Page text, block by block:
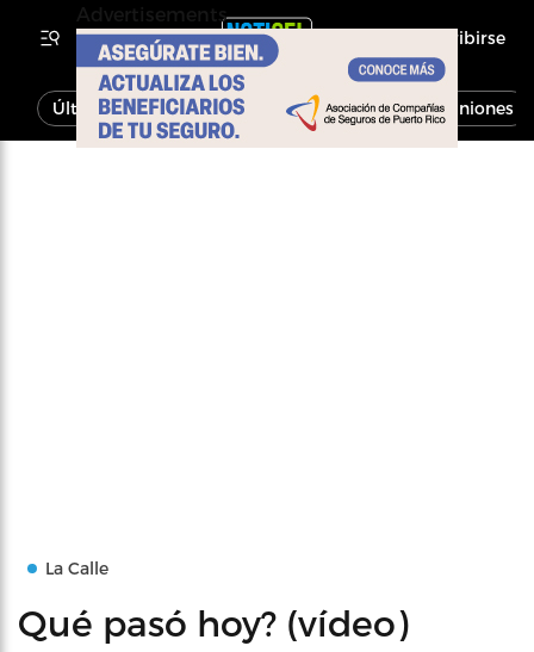
Inscribirse
Última Hora Noticias Economía Opiniones
La Calle
Qué pasó hoy? (vídeo)
Advertisements